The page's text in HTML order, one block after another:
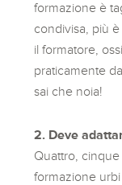
formazione è
condivisa, più
il formatore,
praticamente
sai che noia!
2. Deve
Quattro,
formazione